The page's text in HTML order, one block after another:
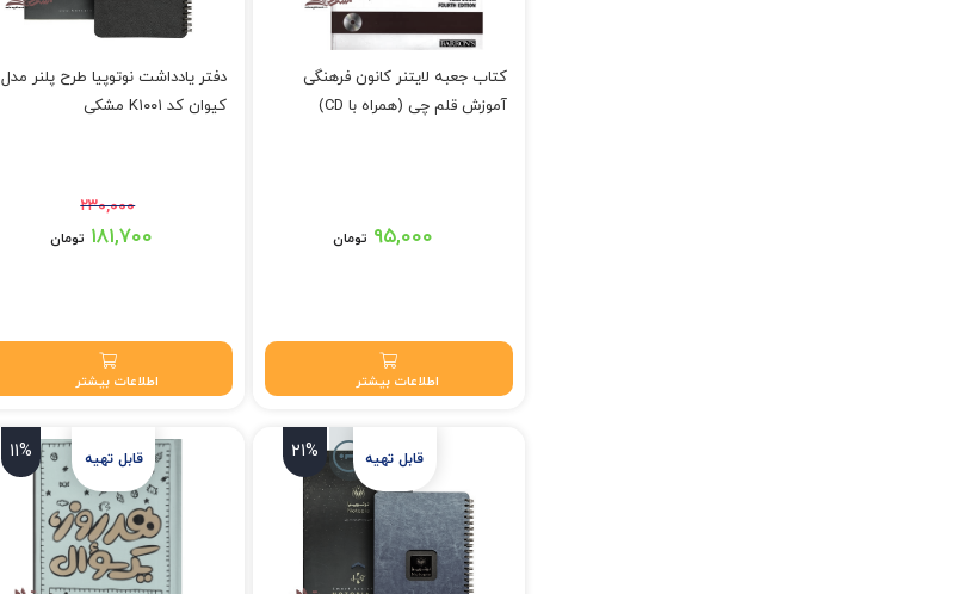
کتاب جعبه لایتنر کانون فرهنگی
آموزش قلم چی (همراه با CD)
۹۵,۰۰۰ تومان
اطلاعات بیشتر
دفتر یادداشت نوتوپیا طرح پلنر مدل
کیوان کد K۱۰۰۱ مشکی
۲۳۰,۰۰۰
قیمت اصلی: ۲۳۰,۰۰۰ تومان بود.۱۸۱,۷۰۰ تومان
اطلاعات بیشتر
21%
آبی
11%